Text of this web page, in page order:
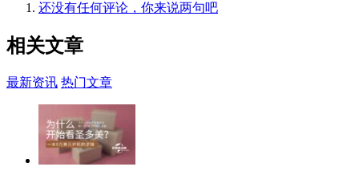
还没有任何评论，你来说两句吧
相关文章
最新资讯 热门文章